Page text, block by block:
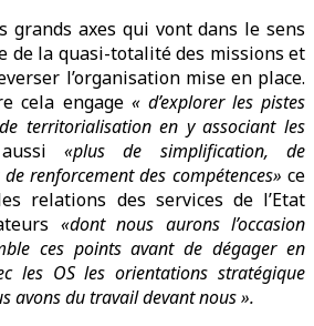
grands axes qui vont dans le sens
de la quasi-totalité des missions et
l’organisation mise en place.
cela engage« d’explorer les pistes
territorialisation en y associant les
«plus de simplification, de
renforcement des compétences» ce
relations des services de l’Etat
«dont nous aurons l’occasion
ces points avant de dégager en
les OS les orientations stratégique
avons du travail devant nous ».